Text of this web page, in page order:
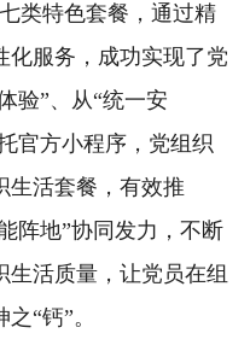
类特色套餐，通过精
化服务，成功实现了党
验”、从“统一安
官方小程序，党组织
生活套餐，有效推
阵地”协同发力，不断
活质量，让党员在组
“钙”。